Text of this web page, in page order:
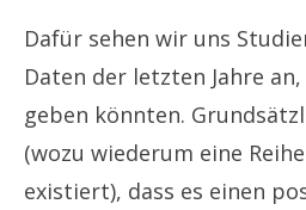
Dafür sehen wir uns
Daten der letzten Jahre
geben könnten.
(wozu wiederum eine
existiert), dass es einen